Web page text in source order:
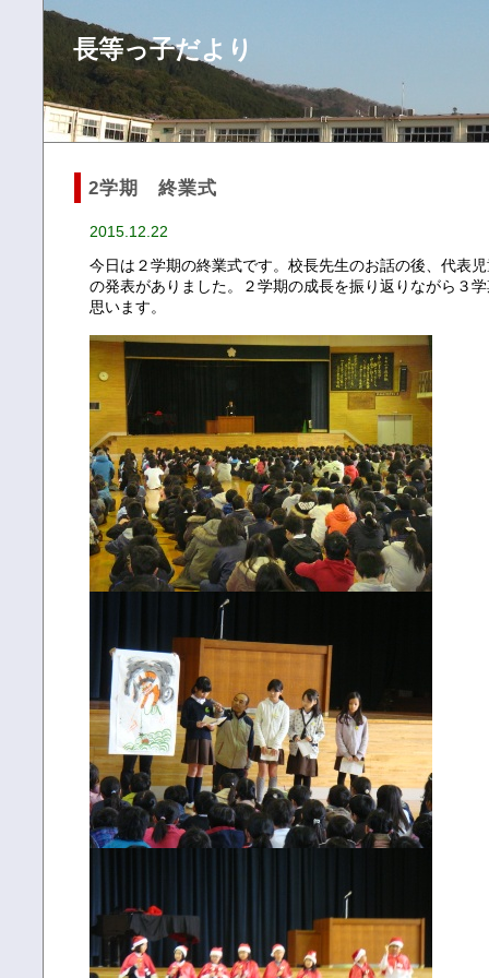
長等っ子だより
2学期 終業式
2015.12.22
今日は２学期の終業式です。校長先生のお話の後、代表
の発表がありました。２学期の成長を振り返りながら３
思います。